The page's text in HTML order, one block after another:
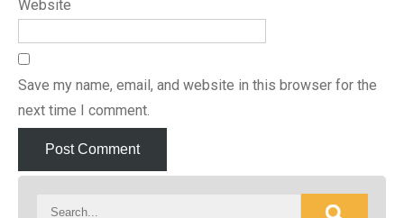
Website
Save my name, email, and website in this browser for the
next time I comment.